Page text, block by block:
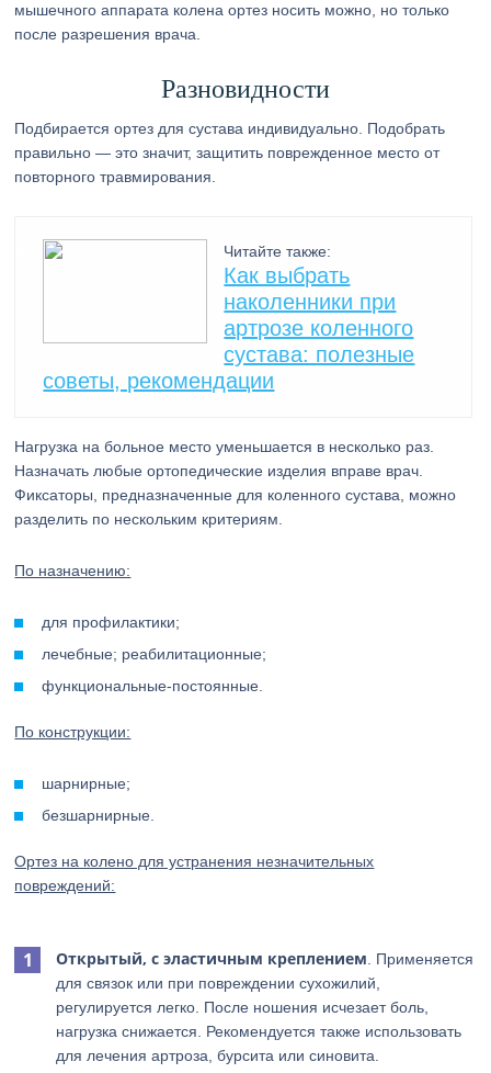
мышечного аппарата колена ортез носить можно, но только
после разрешения врача.
Разновидности
Подбирается ортез для сустава индивидуально. Подобрать
правильно — это значит, защитить поврежденное место от
повторного травмирования.
Читайте также:
Как выбрать
наколенники при
артрозе коленного
сустава: полезные
советы, рекомендации
Нагрузка на больное место уменьшается в несколько раз.
Назначать любые ортопедические изделия вправе врач.
Фиксаторы, предназначенные для коленного сустава, можно
разделить по нескольким критериям.
По назначению:
для профилактики;
лечебные; реабилитационные;
функциональные-постоянные.
По конструкции:
шарнирные;
безшарнирные.
Ортез на колено для устранения незначительных
повреждений:
Открытый, с эластичным креплением . Применяется
для связок или при повреждении сухожилий,
регулируется легко. После ношения исчезает боль,
нагрузка снижается. Рекомендуется также использовать
для лечения артроза, бурсита или синовита.